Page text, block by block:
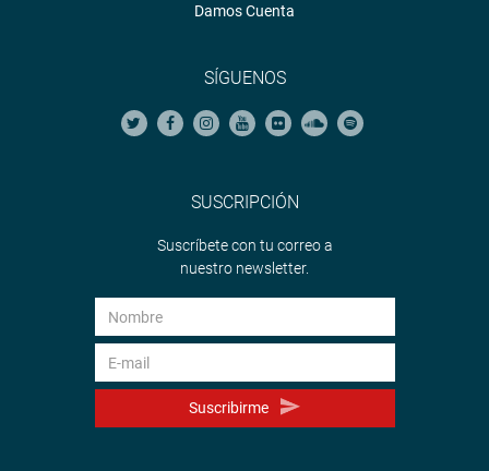
Damos Cuenta
SÍGUENOS
SUSCRIPCIÓN
Suscríbete con tu correo a
nuestro newsletter.
Suscribirme